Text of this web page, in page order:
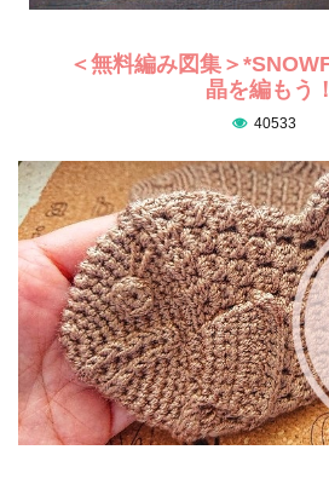
＜無料編み図集＞
晶を編もう！
40533